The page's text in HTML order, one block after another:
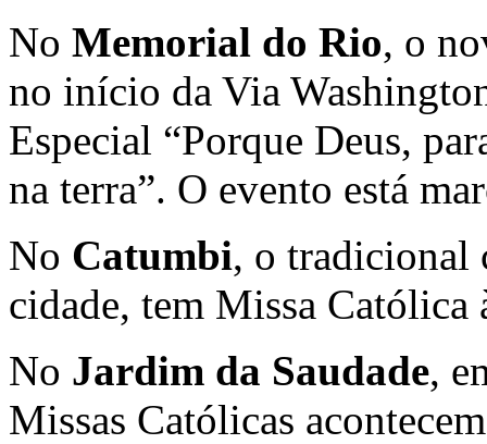
No Memorial do Rio, o
no início da Via
Especial “Porque Deus,
na terra”. O evento está
No Catumbi, o tradicional
cidade, tem Missa Católica
No Jardim da Saudade,
Missas Católicas